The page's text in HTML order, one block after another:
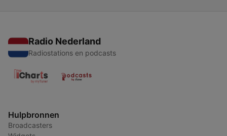
Radio Nederland
Radiostations en podcasts
Hulpbronnen
Broadcasters